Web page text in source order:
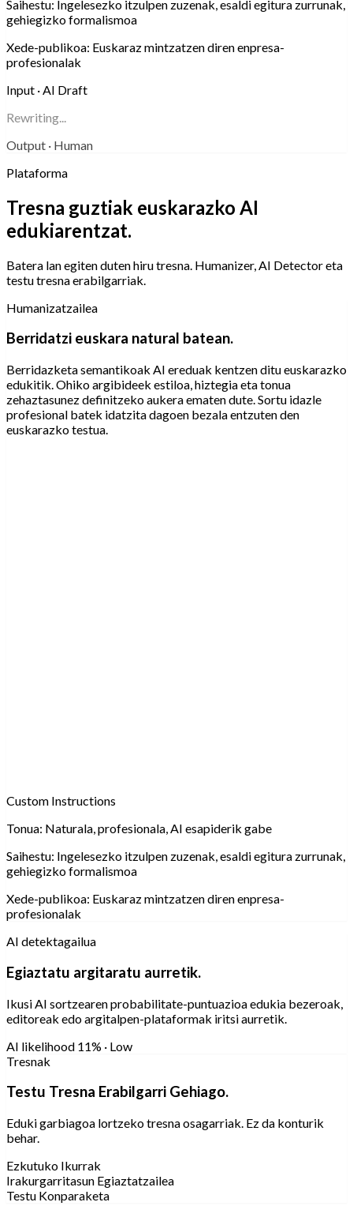
Saihestu: Ingelesezko itzulpen zuzenak, esaldi egitura zurrunak,
gehiegizko formalismoa
Xede-publikoa: Euskaraz mintzatzen diren enpresa-
profesionalak
Input · AI Draft
Rewriting...
Output · Human
Plataforma
Tresna guztiak euskarazko AI
edukiarentzat.
Batera lan egiten duten hiru tresna. Humanizer, AI Detector eta
testu tresna erabilgarriak.
Humanizatzailea
Berridatzi euskara natural batean.
Berridazketa semantikoak AI ereduak kentzen ditu euskarazko
edukitik. Ohiko argibideek estiloa, hiztegia eta tonua
zehaztasunez definitzeko aukera ematen dute. Sortu idazle
profesional batek idatzita dagoen bezala entzuten den
euskarazko testua.
Custom Instructions
Tonua: Naturala, profesionala, AI esapiderik gabe
Saihestu: Ingelesezko itzulpen zuzenak, esaldi egitura zurrunak,
gehiegizko formalismoa
Xede-publikoa: Euskaraz mintzatzen diren enpresa-
profesionalak
AI detektagailua
Egiaztatu argitaratu aurretik.
Ikusi AI sortzearen probabilitate-puntuazioa edukia bezeroak,
editoreak edo argitalpen-plataformak iritsi aurretik.
AI likelihood 11% · Low
Tresnak
Testu Tresna Erabilgarri Gehiago.
Eduki garbiagoa lortzeko tresna osagarriak. Ez da konturik
behar.
Ezkutuko Ikurrak
Irakurgarritasun Egiaztatzailea
Testu Konparaketa